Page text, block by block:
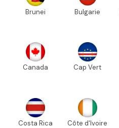
Brunei Bulgarie
Canada Cap Vert
Costa Rica Côte d'Ivoire